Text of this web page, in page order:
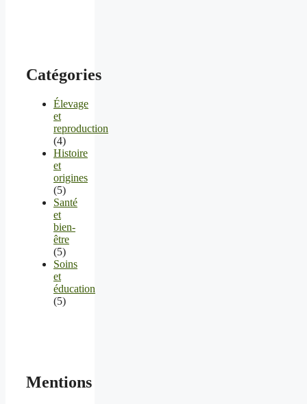
Catégories
Élevage
et
reproduction
(4)
Histoire
et
origines
(5)
Santé
et
bien-
être
(5)
Soins
et
éducation
(5)
Mentions